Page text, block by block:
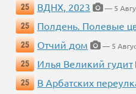
25 ВДНХ, 2023
— 5
25
Полдень. Полевые
25
Отчий дом
— 5
25
Илья Великий гудит
25
В Арбатских